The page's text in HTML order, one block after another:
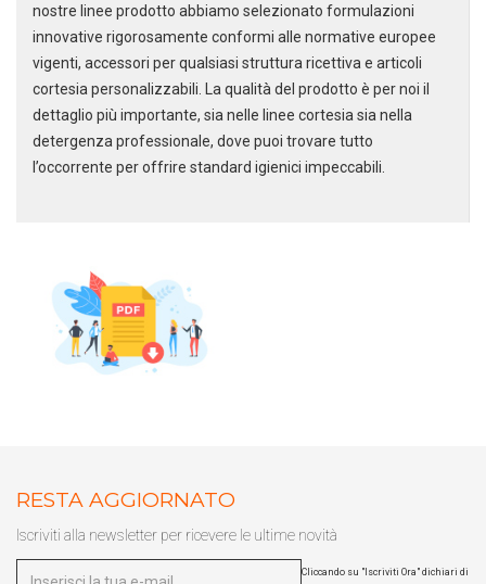
nostre linee prodotto abbiamo selezionato formulazioni
innovative rigorosamente conformi alle normative europee
vigenti, accessori per qualsiasi struttura ricettiva e articoli
cortesia personalizzabili. La qualità del prodotto è per noi il
dettaglio più importante, sia nelle linee cortesia sia nella
detergenza professionale, dove puoi trovare tutto
l’occorrente per offrire standard igienici impeccabili.
RESTA AGGIORNATO
Iscriviti alla newsletter per ricevere le ultime novità
Cliccando su "Iscriviti Ora" dichiari di